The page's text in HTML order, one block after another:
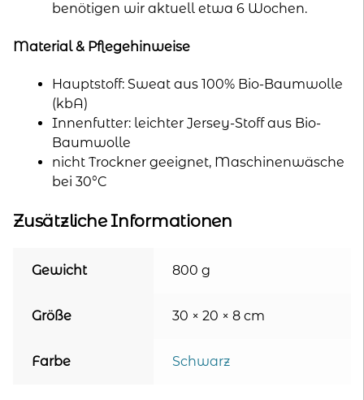
benötigen wir aktuell etwa 6 Wochen.
Material & Pflegehinweise
Hauptstoff: Sweat aus 100% Bio-Baumwolle
(kbA)
Innenfutter: leichter Jersey-Stoff aus Bio-
Baumwolle
nicht Trockner geeignet, Maschinenwäsche
bei 30°C
Zusätzliche Informationen
Gewicht 800 g
Größe 30 × 20 × 8 cm
Farbe Schwarz